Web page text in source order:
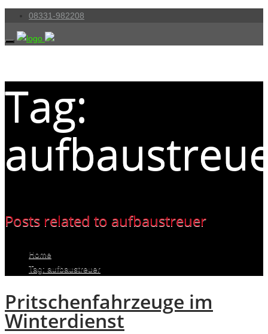
08331-982208
Tag:
Posts related to aufbaustreuer
Home
Tag: aufbaustreuer
Pritschenfahrzeuge im
Winterdienst